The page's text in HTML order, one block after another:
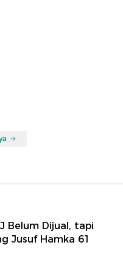
Belum Dijual, tapi
Jusuf Hamka 61